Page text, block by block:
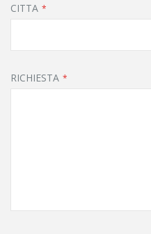
CITTA
RICHIESTA